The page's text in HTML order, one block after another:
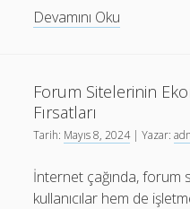
Devamını Oku
Etkinlikler
ve
Forum Sitelerinin
Fırsatları
Tarih: Mayıs 8, 2024| Yazar:
İnternet çağında, forum
kullanıcılar hem de